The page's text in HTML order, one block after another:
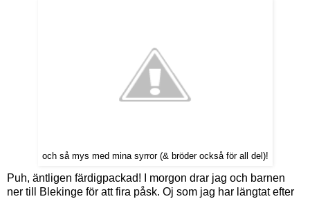
och så mys med mina syrror (& bröder också för all del)!
Puh, äntligen färdigpackad! I morgon drar jag och barnen
ner till Blekinge för att fira påsk. Oj som jag har längtat efter